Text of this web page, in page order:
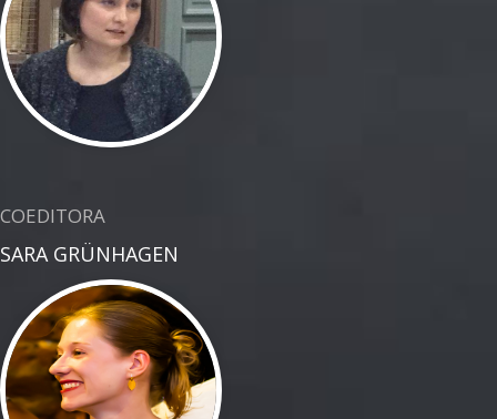
COEDITORA
SARA GRÜNHAGEN